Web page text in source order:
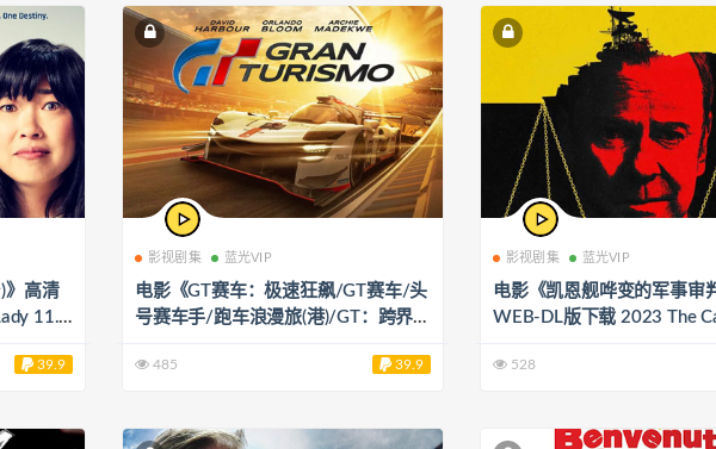
》高清
11.6
39.9
影视剧集 蓝光VIP
电影《GT赛车：极速狂飙/GT赛车/头
号赛车手/跑车浪漫旅(港)/GT：跨界玩
下载 2023 Gran Turismo 66.9G
485 39.9
影视剧集 蓝光VIP
电影《凯恩舰哗变的军事审
WEB-DL版下载 2023 The
528